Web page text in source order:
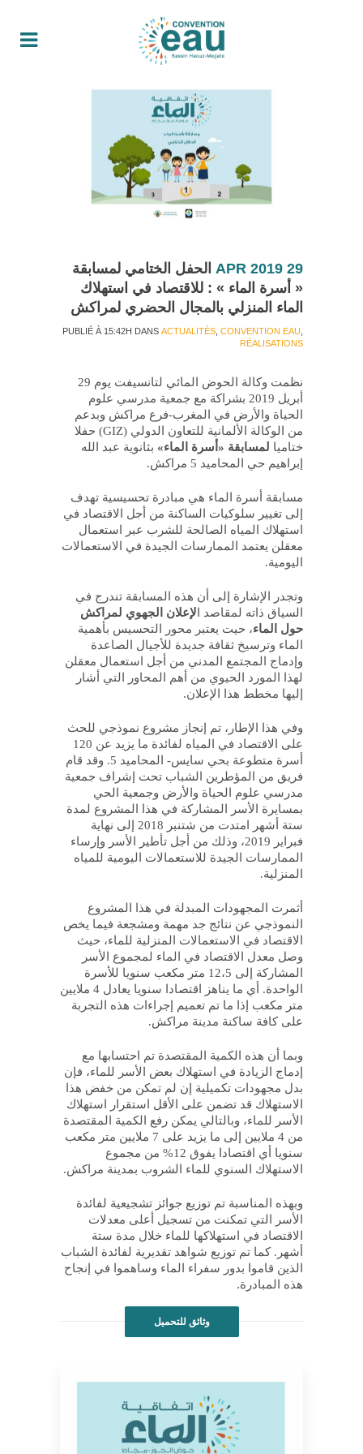
29 APR 2019
الحفل الختامي لمسابقة
« أسرة الماء » : للاقتصاد في استهلاك
الماء المنزلي بالمجال الحضري لمراكش
PUBLIÉ À 15:42H DANS ACTUALITÉS, CONVENTION EAU,
RÉALISATIONS
نظمت وكالة الحوض المائي لتانسيفت يوم 29
أبريل 2019 بشراكة مع جمعية مدرسي علوم
الحياة والأرض في المغرب-فرع مراكش وبدعم
من الوكالة الألمانية للتعاون الدولي (GIZ) حفلا
ختاميا لمسابقة «أسرة الماء» بثانوية عبد الله
إبراهيم حي المحاميد 5 مراكش.
مسابقة أسرة الماء هي مبادرة تحسيسية تهدف
إلى تغيير سلوكيات الساكنة من أجل الاقتصاد في
استهلاك المياه الصالحة للشرب عبر استعمال
معقلن يعتمد الممارسات الجيدة في الاستعمالات
اليومية.
وتجدر الإشارة إلى أن هذه المسابقة تندرج في
السياق ذاته لمقاصد ا لإعلان الجهوي لمراكش
حول الماء، حيت يعتبر محور التحسيس بأهمية
الماء وترسيخ ثقافة جديدة للأجيال الصاعدة
وإدماج المجتمع المدني من أجل استعمال معقلن
لهذا المورد الحيوي من أهم المحاور التي أشار
إليها مخطط هذا الإعلان.
وفي هذا الإطار، تم إنجاز مشروع نموذجي للحث
على الاقتصاد في المياه لفائدة ما يزيد عن 120
أسرة متطوعة بحي سايس- المحاميد 5. وقد قام
فريق من المؤطرين الشباب تحت إشراف جمعية
مدرسي علوم الحياة والأرض وجمعية الحي
بمسايرة الأسر المشاركة في هذا المشروع لمدة
ستة أشهر امتدت من شتنبر 2018 إلى نهاية
فبراير 2019، وذلك من أجل تأطير الأسر وإرساء
الممارسات الجيدة للاستعمالات اليومية للمياه
المنزلية.
أثمرت المجهودات المبدلة في هذا المشروع
النموذجي عن نتائج جد مهمة ومشجعة فيما يخص
الاقتصاد في الاستعمالات المنزلية للماء، حيث
وصل معدل الاقتصاد في الماء لمجموع الأسر
المشاركة إلى 12،5 متر مكعب سنويا للأسرة
الواحدة. أي ما يناهز اقتصادا سنويا يعادل 4 ملايين
متر مكعب إذا ما تم تعميم إجراءات هذه التجربة
على كافة ساكنة مدينة مراكش.
وبما أن هذه الكمية المقتصدة تم احتسابها مع
إدماج الزيادة في استهلاك بعض الأسر للماء، فإن
بدل مجهودات تكميلية إن لم تمكن من خفض هذا
الاستهلاك قد تضمن على الأقل استقرار استهلاك
الأسر للماء، وبالتالي يمكن رفع الكمية المقتصدة
من 4 ملايين إلى ما يزيد على 7 ملايين متر مكعب
سنويا أي اقتصادا يفوق 12% من مجموع
الاستهلاك السنوي للماء الشروب بمدينة مراكش.
وبهذه المناسبة تم توزيع جوائز تشجيعية لفائدة
الأسر التي تمكنت من تسجيل أعلى معدلات
الاقتصاد في استهلاكها للماء خلال مدة ستة
أشهر. كما تم توزيع شواهد تقديرية لفائدة الشباب
الذين قاموا بدور سفراء الماء وساهموا في إنجاح
هذه المبادرة.
وثائق للتحميل